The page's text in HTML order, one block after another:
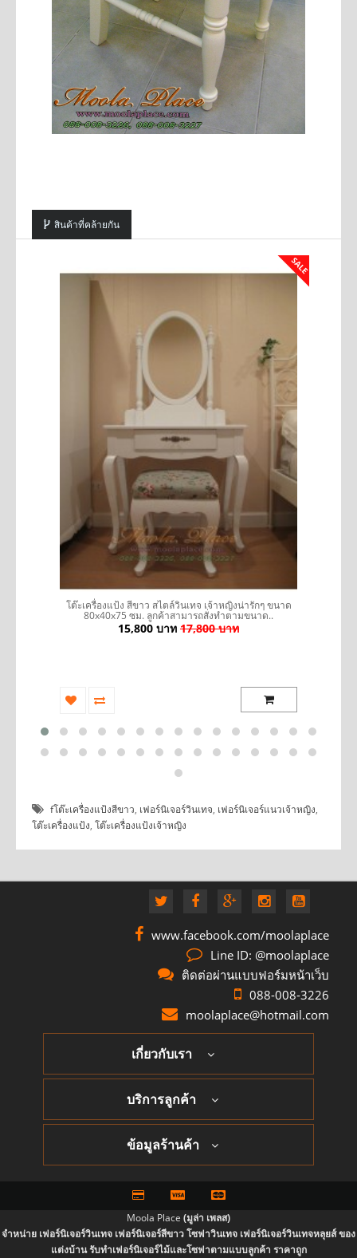
สินค้าที่คล้ายกัน
SALE
โต๊ะเครื่องแป้ง สีขาว สไตล์วินเทจ เจ้าหญิงน่ารักๆ ขนาด
80x40x75 ซม. ลูกค้าสามารถสั่งทำตามขนาด..
15,800 บาท 17,800 บาท
fโต๊ะเครื่องแป้งสีขาว, เฟอร์นิเจอร์วินเทจ, เฟอร์นิเจอร์แนวเจ้าหญิง,
โต๊ะเครื่องแป้ง, โต๊ะเครื่องแป้งเจ้าหญิง
www.facebook.com/moolaplace
Line ID: @moolaplace
ติดต่อผ่านแบบฟอร์มหน้าเว็บ
088-008-3226
moolaplace@hotmail.com
เกี่ยวกับเรา
บริการลูกค้า
ข้อมูลร้านค้า
Moola Place (มูล่า เพลส)
จำหน่าย เฟอร์นิเจอร์วินเทจ เฟอร์นิเจอร์สีขาว โซฟาวินเทจ เฟอร์นิเจอร์วินเทจหลุยส์ ของ
แต่งบ้าน รับทำเฟอร์นิเจอร์ไม้และโซฟาตามแบบลูกค้า ราคาถูก